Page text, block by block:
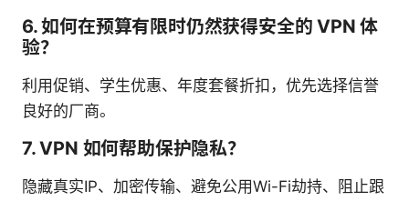
6. 如何在预算有限时仍然获得安全的 VPN 体
验？
利用促销、学生优惠、年度套餐折扣，优先选择信誉
良好的厂商。
7. VPN 如何帮助保护隐私？
隐藏真实IP、加密传输、避免公用Wi-Fi劫持、阻止跟